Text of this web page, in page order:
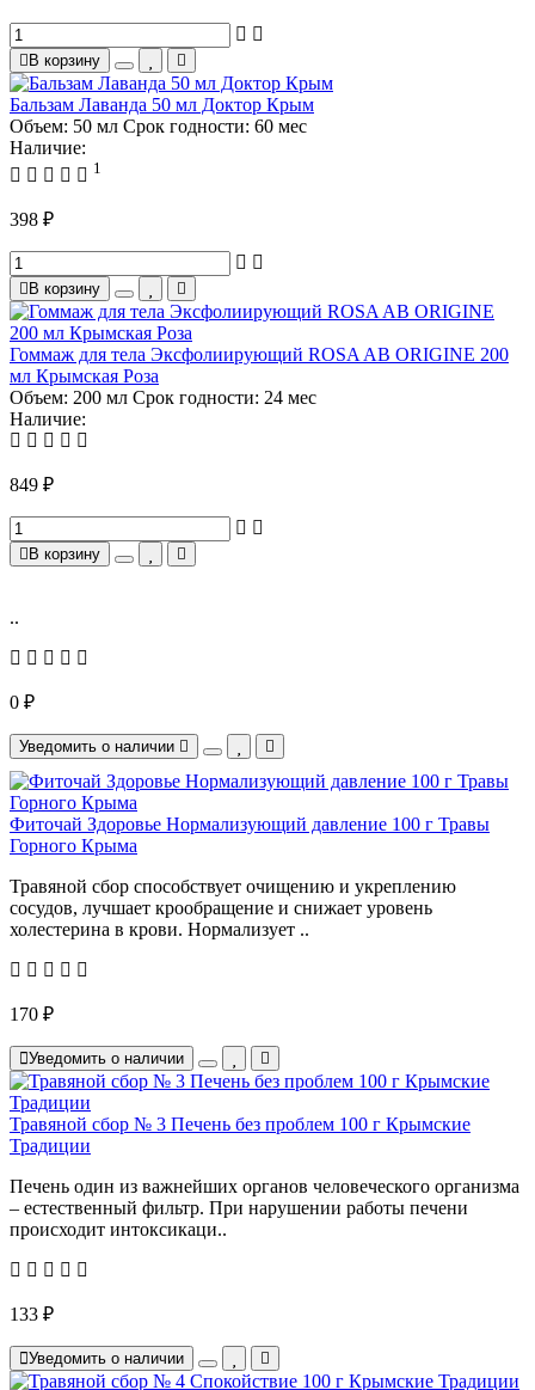
В корзину
Бальзам Лаванда 50 мл Доктор Крым
Объем: 50 мл Срок годности: 60 мес
Наличие:
1
398 ₽
В корзину
Гоммаж для тела Эксфолиирующий ROSA AB ORIGINE 200
мл Крымская Роза
Объем: 200 мл Срок годности: 24 мес
Наличие:
849 ₽
В корзину
..
0 ₽
Уведомить о наличии
Фиточай Здоровье Нормализующий давление 100 г Травы
Горного Крыма
Травяной сбор способствует очищению и укреплению
сосудов, лучшает крообращение и снижает уровень
холестерина в крови. Нормализует ..
170 ₽
Уведомить о наличии
Травяной сбор № 3 Печень без проблем 100 г Крымские
Традиции
Печень один из важнейших органов человеческого организма
– естественный фильтр. При нарушении работы печени
происходит интоксикаци..
133 ₽
Уведомить о наличии